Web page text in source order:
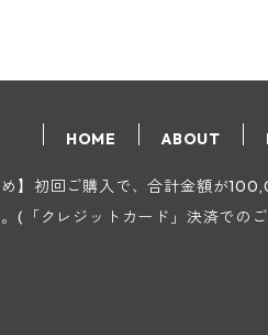
HOME ABOUT
め】初回ご購入で、合計金額が
(「クレジットカード」決済での